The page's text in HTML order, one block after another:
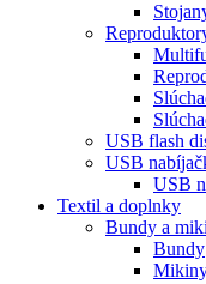
USB flash
USB
USB
Textil a doplnky
Bundy a
Bundy